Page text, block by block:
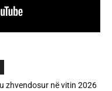
Veprimi i fundit i ish-